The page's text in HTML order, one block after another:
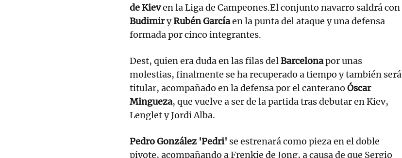
de Kieven la Liga de Campeones.El conjunto navarro saldrá con
BudimiryRubén Garcíaen la punta del ataque y una defensa
formada por cinco integrantes.
Dest, quien era duda en las filas delBarcelonapor unas
molestias, finalmente se ha recuperado a tiempo y también será
titular, acompañado en la defensa por el canterano Óscar
Mingueza, que vuelve a ser de la partida tras debutar en Kiev,
Lenglet y Jordi Alba.
Pedro González 'Pedri' se estrenará como pieza en el doble
pivote, acompañando a Frenkie de Jong, a causa de que Sergio